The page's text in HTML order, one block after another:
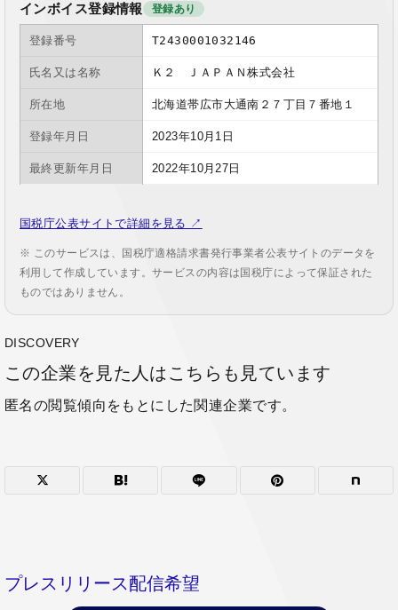
インボイス登録情報 登録あり
登録番号 T2430001032146
氏名又は名称 Ｋ２ ＪＡＰＡＮ株式会社
所在地 北海道帯広市大通南２７丁目７番地１
登録年月日 2023年10月1日
最終更新年月日 2022年10月27日
国税庁公表サイトで詳細を見る ↗
※ このサービスは、国税庁適格請求書発行事業者公表サイトのデータを
利用して作成しています。サービスの内容は国税庁によって保証された
ものではありません。
DISCOVERY
この企業を見た人はこちらも見ています
匿名の閲覧傾向をもとにした関連企業です。
プレスリリース配信希望